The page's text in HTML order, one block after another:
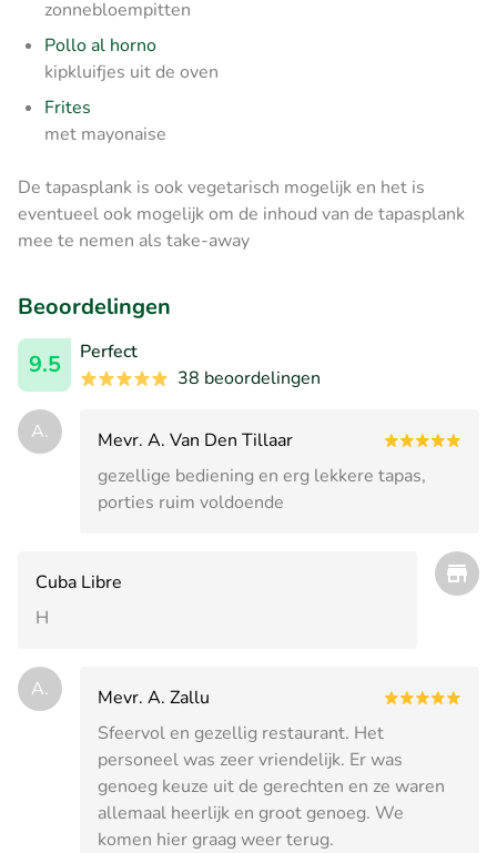
zonnebloempitten
Pollo al horno
kipkluifjes uit de oven
Frites
met mayonaise
De tapasplank is ook vegetarisch mogelijk en het is
eventueel ook mogelijk om de inhoud van de tapasplank
mee te nemen als take-away
Beoordelingen
9.5
Perfect
38 beoordelingen
A.
Mevr. A. Van Den Tillaar
gezellige bediening en erg lekkere tapas,
porties ruim voldoende
Cuba Libre
H
A.
Mevr. A. Zallu
Sfeervol en gezellig restaurant. Het
personeel was zeer vriendelijk. Er was
genoeg keuze uit de gerechten en ze waren
allemaal heerlijk en groot genoeg. We
komen hier graag weer terug.